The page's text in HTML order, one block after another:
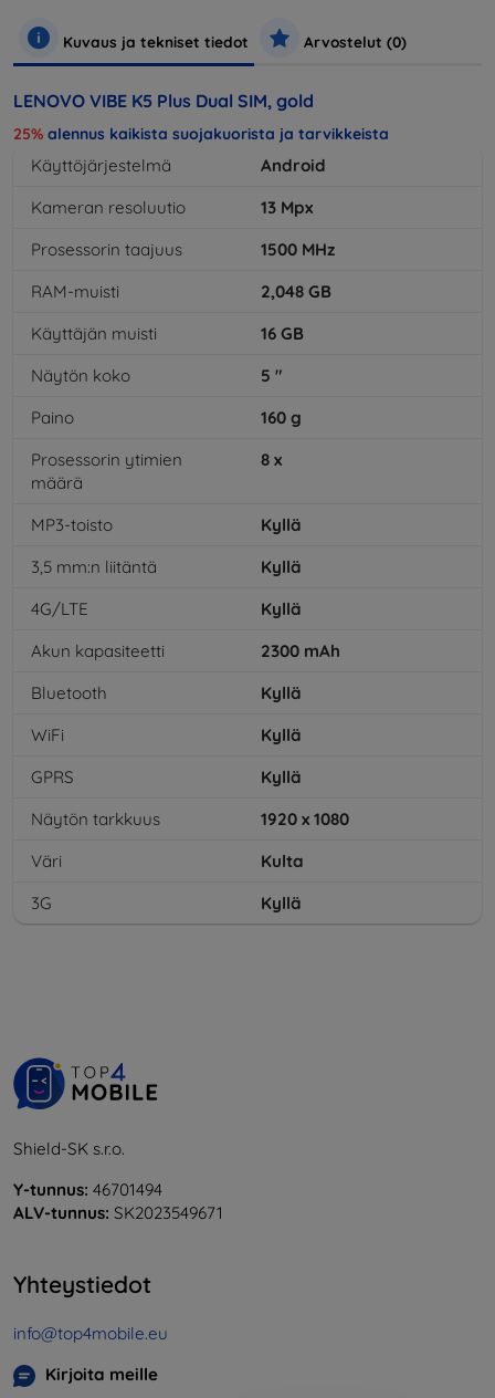
Kuvaus ja tekniset tiedot Arvostelut (0)
LENOVO VIBE K5 Plus Dual SIM, gold
25% alennus kaikista suojakuorista ja tarvikkeista
Käyttöjärjestelmä
Android
Kameran resoluutio
13 Mpx
Prosessorin taajuus
1500 MHz
RAM-muisti
2,048 GB
Käyttäjän muisti
16 GB
Näytön koko
5 "
Paino
160 g
Prosessorin ytimien
määrä
8 x
MP3-toisto
Kyllä
3,5 mm:n liitäntä
Kyllä
4G/LTE
Kyllä
Akun kapasiteetti
2300 mAh
Bluetooth
Kyllä
WiFi
Kyllä
GPRS
Kyllä
Näytön tarkkuus
1920 x 1080
Väri
Kulta
3G
Kyllä
Shield-SK s.r.o.
Y-tunnus: 46701494
ALV-tunnus: SK2023549671
Yhteystiedot
info@top4mobile.eu
Kirjoita meille